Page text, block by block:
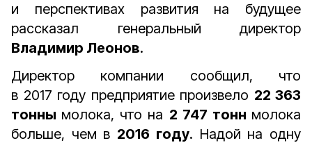
и перспективах развития на будущее
рассказал генеральный директор
Владимир Леонов.
Директор компании сообщил, что
в 2017 году предприятие произвело 22 363
тонны молока, что на 2 747 тонн молока
больше, чем в 2016 году. Надой на одну